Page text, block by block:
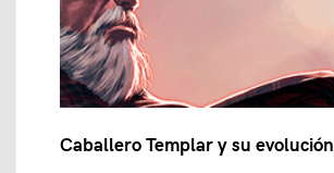
Caballero Templar y su evolución